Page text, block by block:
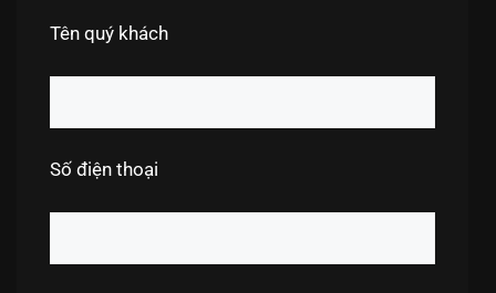
Tên quý khách
Số điện thoại